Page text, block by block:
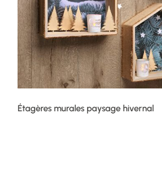
Étagères murales paysage hivernal